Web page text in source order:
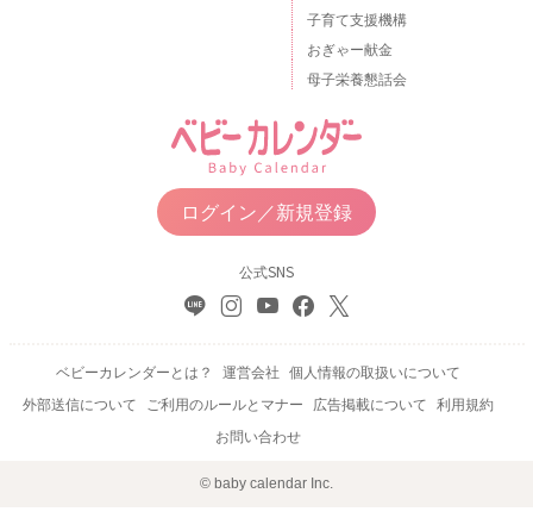
子育て支援機構
おぎゃー献金
母子栄養懇話会
ログイン／新規登録
公式SNS
ベビーカレンダーとは？ 運営会社 個人情報の取扱いについて
外部送信について
ご利用のルールとマナー 広告掲載について 利用規約
お問い合わせ
© baby calendar Inc.